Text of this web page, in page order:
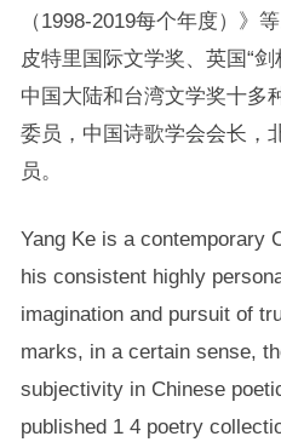
（1998-2019每个年度）》
皮特里国际文学奖、英国“剑
中国大陆和台湾文学奖十多
委员，中国诗歌学会会长，
员。
Yang Ke is a contemporary
his consistent highly
imagination and pursuit of
marks, in a certain sense,
subjectivity in Chinese
published 1 4 poetry